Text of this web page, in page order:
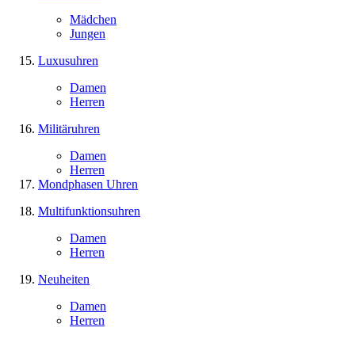
Mädchen
Jungen
Luxusuhren
Damen
Herren
Militäruhren
Damen
Herren
Mondphasen Uhren
Multifunktionsuhren
Damen
Herren
Neuheiten
Damen
Herren